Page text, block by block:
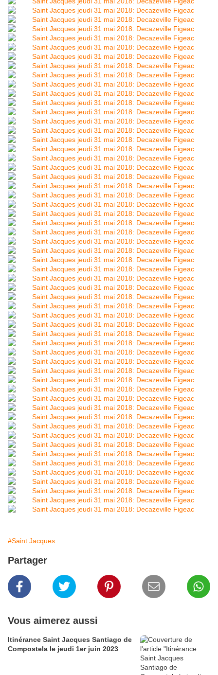
#Saint Jacques
Partager
Vous aimerez aussi
Itinérance Saint Jacques Santiago de
Compostela le jeudi 1er juin 2023